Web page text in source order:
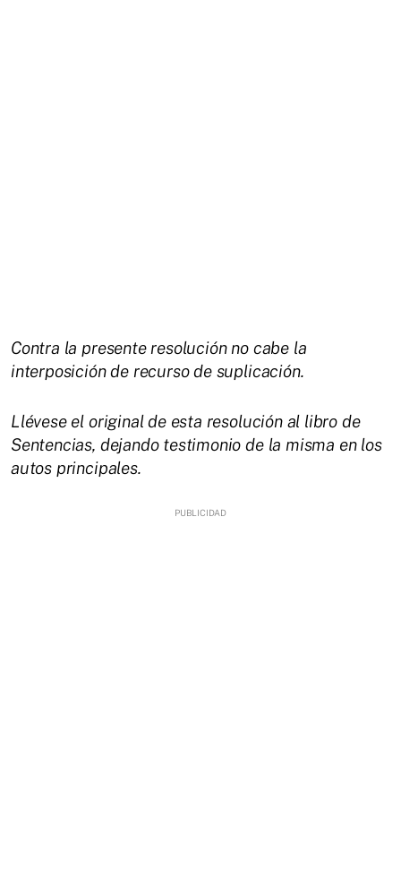
Contra la presente resolución no cabe la
interposición de recurso de suplicación.
Llévese el original de esta resolución al libro de
Sentencias, dejando testimonio de la misma en los
autos principales.